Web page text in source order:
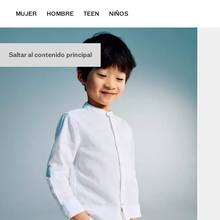
Saltar al contenido principal
MUJER HOMBRE TEEN NIÑOS